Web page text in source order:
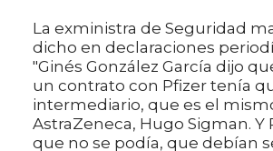
La exministra de Seguridad
dicho en declaraciones
"Ginés González García dijo
un contrato con Pfizer tenía
intermediario, que es el
AstraZeneca, Hugo Sigman. Y
que no se podía, que debían